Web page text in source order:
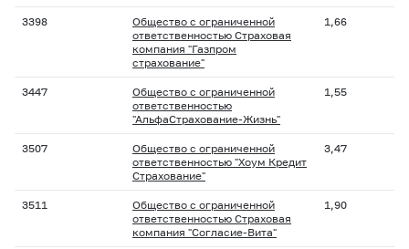
3398
Общество с ограниченной
ответственностью Страховая
компания "Газпром
страхование"
1,66
3447
Общество с ограниченной
ответственностью
"АльфаСтрахование-Жизнь"
1,55
3507
Общество с ограниченной
ответственностью "Хоум Кредит
Страхование"
3,47
3511
Общество с ограниченной
ответственностью Страховая
компания "Согласие-Вита"
1,90